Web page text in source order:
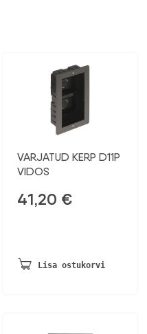
VARJATUD KERP D11P
VIDOS
41,20 €
Lisa ostukorvi